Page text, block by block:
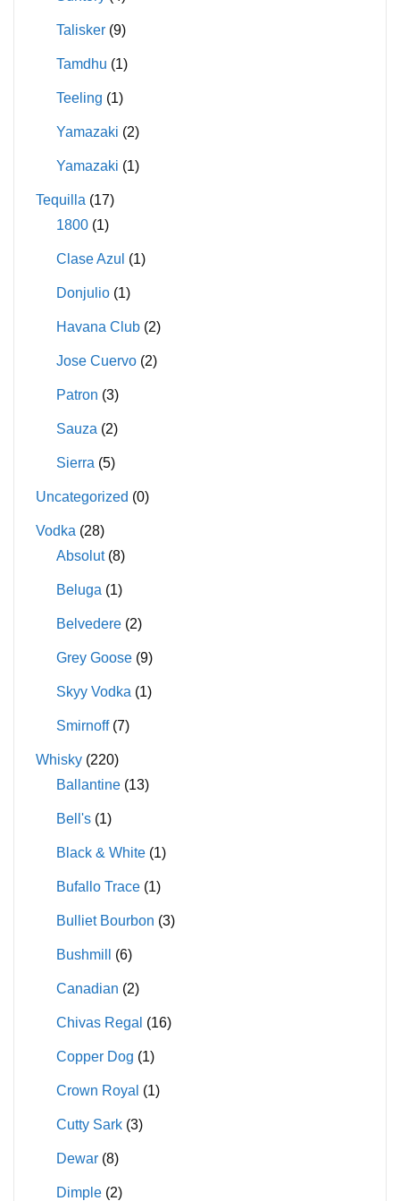
Talisker (9)
Tamdhu (1)
Teeling (1)
Yamazaki (2)
Yamazaki (1)
Tequilla (17)
1800 (1)
Clase Azul (1)
Donjulio (1)
Havana Club (2)
Jose Cuervo (2)
Patron (3)
Sauza (2)
Sierra (5)
Uncategorized (0)
Vodka (28)
Absolut (8)
Beluga (1)
Belvedere (2)
Grey Goose (9)
Skyy Vodka (1)
Smirnoff (7)
Whisky (220)
Ballantine (13)
Bell's (1)
Black & White (1)
Bufallo Trace (1)
Bulliet Bourbon (3)
Bushmill (6)
Canadian (2)
Chivas Regal (16)
Copper Dog (1)
Crown Royal (1)
Cutty Sark (3)
Dewar (8)
Dimple (2)